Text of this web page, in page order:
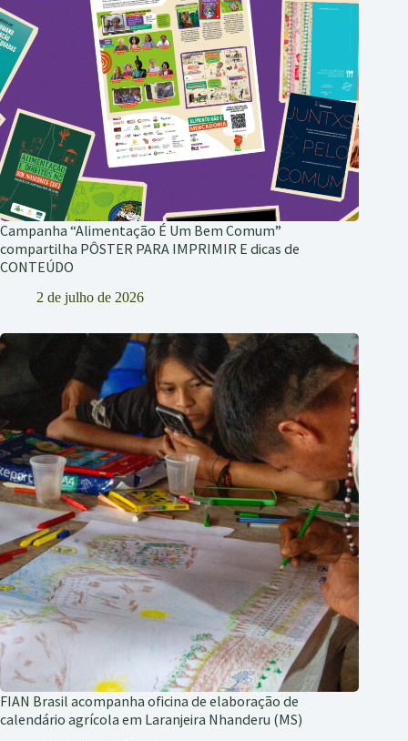
Campanha “Alimentação É Um Bem Comum”
compartilha PÔSTER PARA IMPRIMIR E dicas de
CONTEÚDO
2 de julho de 2026
FIAN Brasil acompanha oficina de elaboração de
calendário agrícola em Laranjeira Nhanderu (MS)